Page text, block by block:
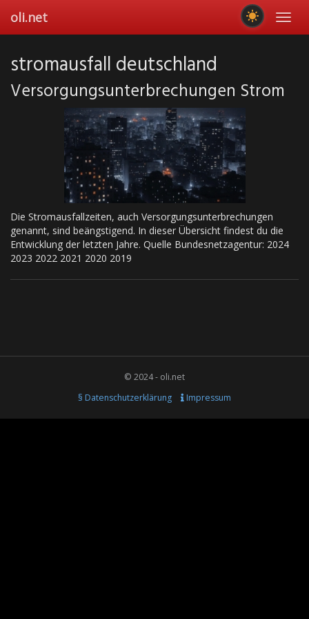
main
oli.net
stromausfall deutschland
Ver­sor­gungs­un­ter­bre­chun­gen Strom
Die Stromausfallzeiten, auch Versorgungsunterbrechungen
genannt, sind beängstigend. In dieser Übersicht findest du die
Entwicklung der letzten Jahre. Quelle Bundesnetzagentur: 2024
2023 2022 2021 2020 2019
© 2024 - oli.net
§ Datenschutzerklärung
Impressum